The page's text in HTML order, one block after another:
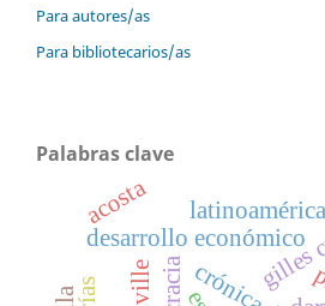
Para autores/as
Para bibliotecarios/as
Palabras clave
desarrollo económico
gilles
acosta latinoamérica